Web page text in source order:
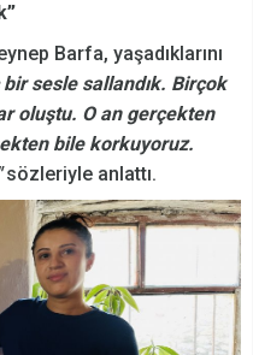
Barfa, yaşadıklarını
sesle sallandık. Birçok
oluştu. O an gerçekten
bile korkuyoruz.
sözleriyle anlattı.